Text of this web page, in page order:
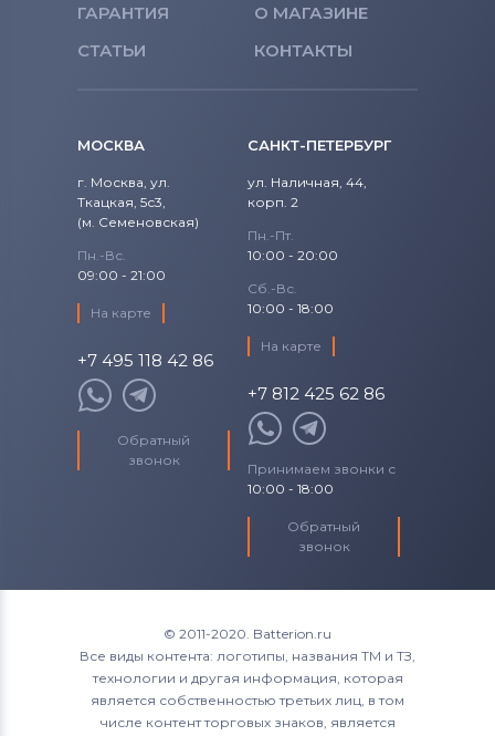
ГАРАНТИЯ
О МАГАЗИНЕ
СТАТЬИ
КОНТАКТЫ
МОСКВА
г. Москва, ул.
Ткацкая, 5с3,
(м. Семеновская)
Пн.-Вс.
09:00 - 21:00
На карте
+7 495 118 42 86
Обратный
звонок
САНКТ-ПЕТЕРБУРГ
ул. Наличная, 44,
корп. 2
Пн.-Пт.
10:00 - 20:00
Сб.-Вс.
10:00 - 18:00
На карте
+7 812 425 62 86
Принимаем звонки с
10:00 - 18:00
Обратный
звонок
© 2011-2020. Batterion.ru
Все виды контента: логотипы, названия ТМ и ТЗ,
технологии и другая информация, которая
является собственностью третьих лиц, в том
числе контент торговых знаков, является